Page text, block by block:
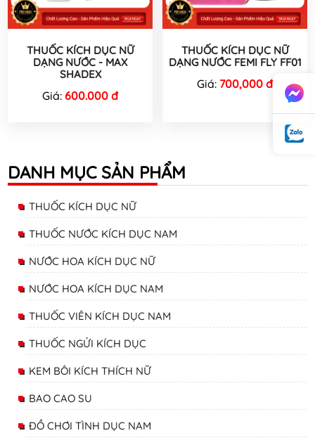
THUỐC KÍCH DỤC NỮ
DẠNG NƯỚC - MAX
SHADEX
Giá: 600.000 đ
THUỐC KÍCH DỤC NỮ
DẠNG NƯỚC FEMI FLY FF01
Giá: 700,000 đ
DANH MỤC SẢN PHẨM
THUỐC KÍCH DỤC NỮ
THUỐC NƯỚC KÍCH DỤC NAM
NƯỚC HOA KÍCH DỤC NỮ
NƯỚC HOA KÍCH DỤC NAM
THUỐC VIÊN KÍCH DỤC NAM
THUỐC NGỬI KÍCH DỤC
KEM BÔI KÍCH THÍCH NỮ
BAO CAO SU
ĐỒ CHƠI TÌNH DỤC NAM